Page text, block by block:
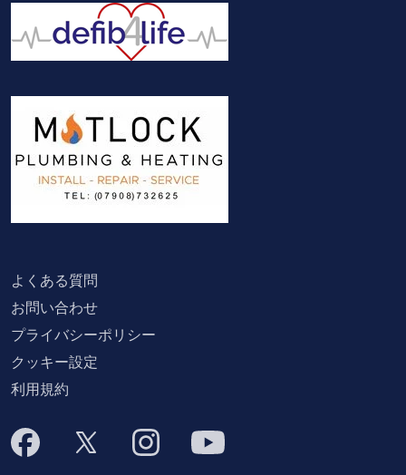
よくある質問
お問い合わせ
プライバシーポリシー
クッキー設定
利用規約